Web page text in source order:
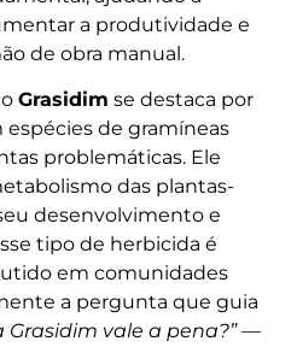
a produtividade e
de obra manual.
Grasidim se destaca por
de gramíneas
problemáticas. Ele
das plantas-
desenvolvimento e
tipo de herbicida é
em comunidades
a pergunta que guia
Grasidim vale a pena?”—